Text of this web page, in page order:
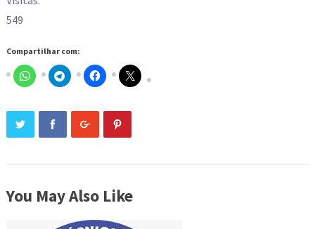
549
Compartilhar com:
You May Also Like